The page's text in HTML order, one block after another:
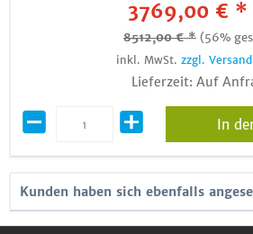
3769,00 € *
8512,00 € * (56%
inkl. MwSt. zzgl.
Lieferzeit: Auf
In
Kunden haben sich ebenfalls